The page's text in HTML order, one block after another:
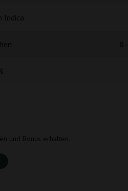
Indica
und Bonus erhalten.